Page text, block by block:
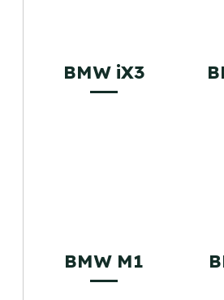
BMW iX3
BMW M1